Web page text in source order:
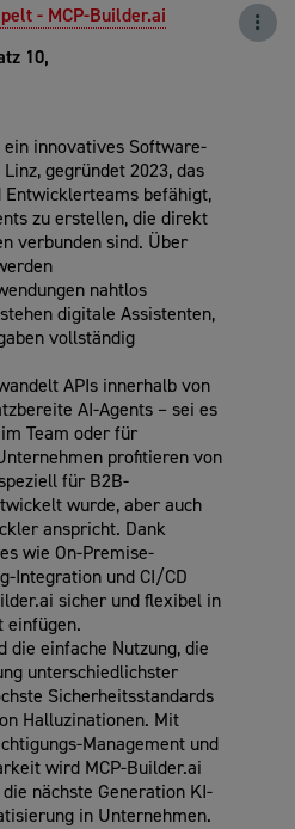
- MCP-Builder.ai
10,
ein innovatives Software-
gegründet 2023, das
Entwicklerteams befähigt,
zu erstellen, die direkt
verbunden sind. Über
nahtlos
digitale Assistenten,
vollständig
APIs innerhalb von
AI-Agents – sei es
Team oder für
profitieren von
für B2B-
wurde, aber auch
anspricht. Dank
wie On-Premise-
Integration und CI/CD
sicher und flexibel in
einfügen.
die einfache Nutzung, die
unterschiedlichster
Sicherheitsstandards
Halluzinationen. Mit
Management und
wird MCP-Builder.ai
nächste Generation KI-
in Unternehmen.